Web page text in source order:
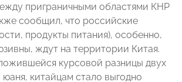
приграничными областями КНР
сообщил, что российские
продукты питания), особенно,
ждут на территории Китая.
курсовой разницы двух
китайцам стало выгодно